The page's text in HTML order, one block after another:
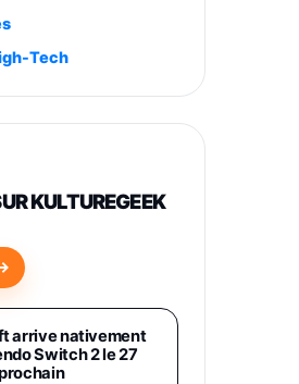
SAMSUNG Galaxy
Fnac (Vendeur Tiers)
Android 5G avec
Go, Chargeur
25W Inclus,
déverrouillé, Noir,
Fnac (Vendeur Tiers)
Tech
KULTUREGEEK
arrive nativement
Switch 2 le 27